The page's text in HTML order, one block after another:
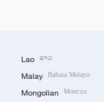
Lao ລາວ
Malay Bahasa Melayu
Mongolian Монгол